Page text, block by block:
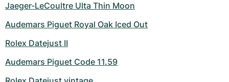
Submariner
Ballon Blanc
Montres pour femmes
Galactic
Montres pour femmes
Vintage
Montres d'occasion
Jaeger-LeCoultre Ulta Thin Moon
Audemars Piguet Royal Oak Iced Out
Rolex Datejust II
Audemars Piguet Code 11.59